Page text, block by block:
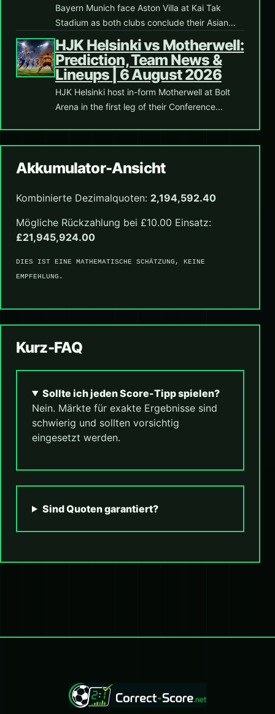
Bayern Munich face Aston Villa at Kai Tak
Stadium as both clubs conclude their Asian…
HJK Helsinki vs Motherwell:
Prediction, Team News &
Lineups | 6 August 2026
HJK Helsinki host in-form Motherwell at Bolt
Arena in the first leg of their Conference…
Akkumulator-Ansicht
Kombinierte Dezimalquoten: 2,194,592.40
Mögliche Rückzahlung bei £10.00 Einsatz:
£21,945,924.00
DIES IST EINE MATHEMATISCHE SCHÄTZUNG, KEINE
EMPFEHLUNG.
Kurz-FAQ
Sollte ich jeden Score-Tipp spielen?
Nein. Märkte für exakte Ergebnisse sind
schwierig und sollten vorsichtig
eingesetzt werden.
Sind Quoten garantiert?